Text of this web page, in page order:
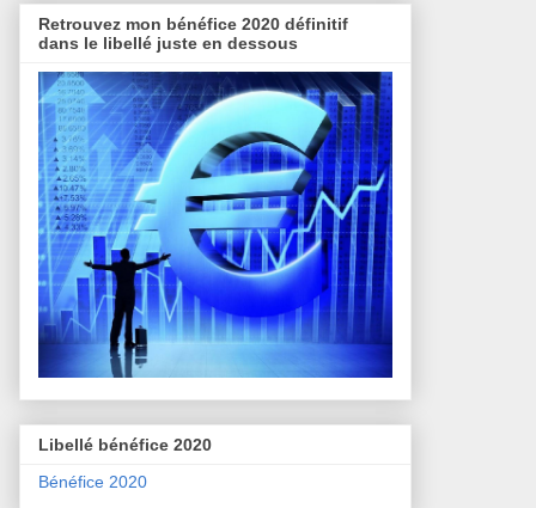
Retrouvez mon bénéfice 2020 définitif
dans le libellé juste en dessous
Libellé bénéfice 2020
Bénéfice 2020